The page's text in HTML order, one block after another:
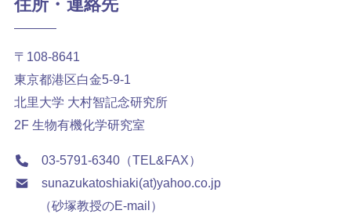
住所・連絡先
〒108-8641
東京都港区白金5-9-1
北里大学 大村智記念研究所
2F 生物有機化学研究室
03-5791-6340（TEL&FAX）
sunazukatoshiaki(at)yahoo.co.jp
（砂塚教授のE-mail）